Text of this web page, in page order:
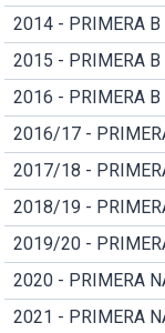
2014 - PRIMERA B
2015 - PRIMERA B
2016 - PRIMERA B
2016/17 -
2017/18 -
2018/19 -
2019/20 -
2020 - PRIMERA
2021 - PRIMERA